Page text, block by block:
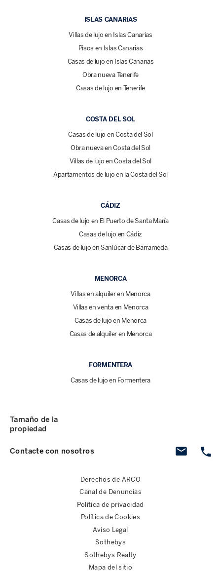
ISLAS CANARIAS
Villas de lujo en Islas Canarias
Pisos en Islas Canarias
Casas de lujo en Islas Canarias
Obra nueva Tenerife
Casas de lujo en Tenerife
COSTA DEL SOL
Casas de lujo en Costa del Sol
Obra nueva en Costa del Sol
Villas de lujo en Costa del Sol
Apartamentos de lujo en la Costa del Sol
CÁDIZ
Casas de lujo en El Puerto de Santa María
Casas de lujo en Cádiz
Casas de lujo en Sanlúcar de Barrameda
MENORCA
Villas en alquiler en Menorca
Villas en venta en Menorca
Casas de lujo en Menorca
Casas de alquiler en Menorca
FORMENTERA
Casas de lujo en Formentera
Contacte con nosotros
Tamaño de la
propiedad
Derechos de ARCO
Canal de Denuncias
Política de privacidad
Política de Cookies
Aviso Legal
Sothebys
Sothebys Realty
Mapa del sitio